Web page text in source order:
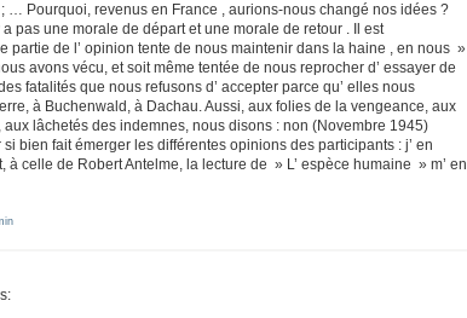
… Pourquoi, revenus en France , aurions-nous changé nos idées ?
a pas une morale de départ et une morale de retour . Il est
partie de l’ opinion tente de nous maintenir dans la haine , en nous »
avons vécu, et soit même tentée de nous reprocher d’ essayer de
fatalités que nous refusons d’ accepter parce qu’ elles nous
à Buchenwald, à Dachau. Aussi, aux folies de la vengeance, aux
aux lâchetés des indemnes, nous disons : non (Novembre 1945)
si bien fait émerger les différentes opinions des participants : j’ en
à celle de Robert Antelme, la lecture de » L’ espèce humaine » m’ en